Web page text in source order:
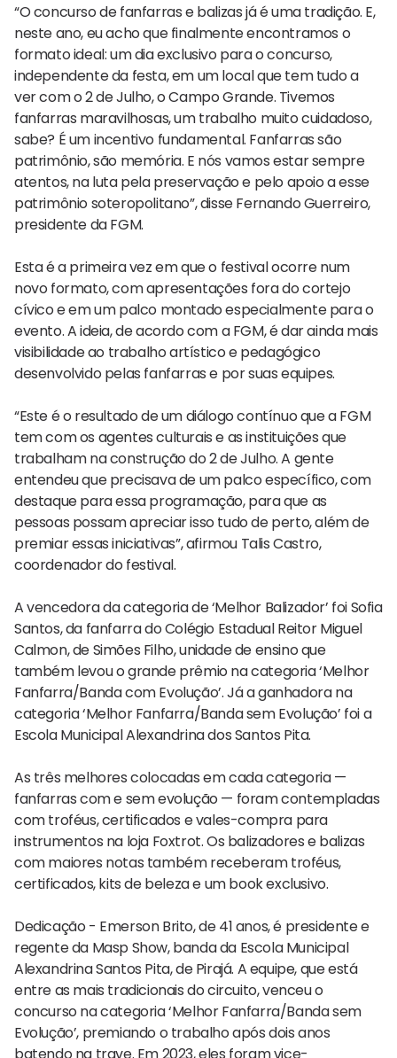
“O concurso de fanfarras e balizas já é uma tradição. E,
neste ano, eu acho que finalmente encontramos o
formato ideal: um dia exclusivo para o concurso,
independente da festa, em um local que tem tudo a
ver com o 2 de Julho, o Campo Grande. Tivemos
fanfarras maravilhosas, um trabalho muito cuidadoso,
sabe? É um incentivo fundamental. Fanfarras são
patrimônio, são memória. E nós vamos estar sempre
atentos, na luta pela preservação e pelo apoio a esse
patrimônio soteropolitano”, disse Fernando Guerreiro,
presidente da FGM.
Esta é a primeira vez em que o festival ocorre num
novo formato, com apresentações fora do cortejo
cívico e em um palco montado especialmente para o
evento. A ideia, de acordo com a FGM, é dar ainda mais
visibilidade ao trabalho artístico e pedagógico
desenvolvido pelas fanfarras e por suas equipes.
“Este é o resultado de um diálogo contínuo que a FGM
tem com os agentes culturais e as instituições que
trabalham na construção do 2 de Julho. A gente
entendeu que precisava de um palco específico, com
destaque para essa programação, para que as
pessoas possam apreciar isso tudo de perto, além de
premiar essas iniciativas”, afirmou Talis Castro,
coordenador do festival.
A vencedora da categoria de ‘Melhor Balizador’ foi Sofia
Santos, da fanfarra do Colégio Estadual Reitor Miguel
Calmon, de Simões Filho, unidade de ensino que
também levou o grande prêmio na categoria ‘Melhor
Fanfarra/Banda com Evolução’. Já a ganhadora na
categoria ‘Melhor Fanfarra/Banda sem Evolução’ foi a
Escola Municipal Alexandrina dos Santos Pita.
As três melhores colocadas em cada categoria —
fanfarras com e sem evolução — foram contempladas
com troféus, certificados e vales-compra para
instrumentos na loja Foxtrot. Os balizadores e balizas
com maiores notas também receberam troféus,
certificados, kits de beleza e um book exclusivo.
Dedicação - Emerson Brito, de 41 anos, é presidente e
regente da Masp Show, banda da Escola Municipal
Alexandrina Santos Pita, de Pirajá. A equipe, que está
entre as mais tradicionais do circuito, venceu o
concurso na categoria ‘Melhor Fanfarra/Banda sem
Evolução’, premiando o trabalho após dois anos
batendo na trave. Em 2023, eles foram vice-